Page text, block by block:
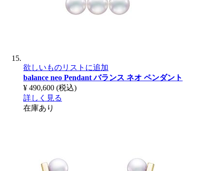
欲しいものリストに追加
balance neo Pendantバランス ネオ ペンダント
¥ 490,600 (税込)
詳しく見る
在庫あり